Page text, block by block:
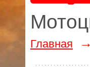
Главная →